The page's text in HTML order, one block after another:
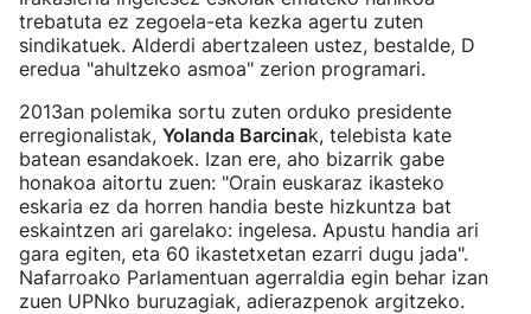
trebatuta ez zegoela-eta kezka agertu zuten
sindikatuek. Alderdi abertzaleen ustez, bestalde, D
eredua "ahultzeko asmoa" zerion programari.
2013an polemika sortu zuten orduko presidente
erregionalistak, Yolanda Barcinak, telebista kate
batean esandakoek. Izan ere, aho bizarrik gabe
honakoa aitortu zuen: "Orain euskaraz ikasteko
eskaria ez da horren handia beste hizkuntza bat
eskaintzen ari garelako: ingelesa. Apustu handia ari
gara egiten, eta 60 ikastetxetan ezarri dugu jada".
Nafarroako Parlamentuan agerraldia egin behar izan
zuen UPNko buruzagiak, adierazpenok argitzeko.